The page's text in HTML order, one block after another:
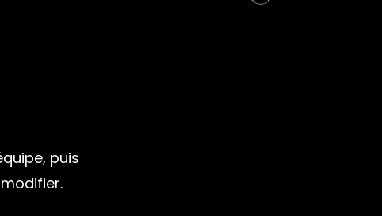
puis